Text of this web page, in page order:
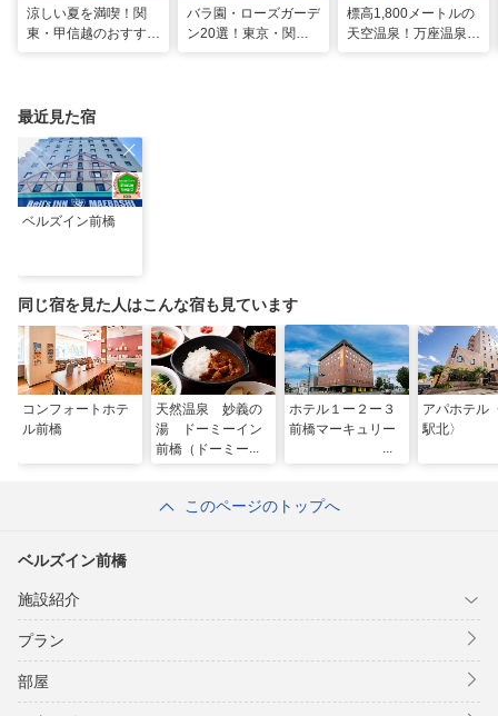
涼しい夏を満喫！関
東・甲信越のおすすめ
バラ園・ローズガーデ
ン20選！東京・関東
標高1,800メートルの
天空温泉！万座温泉
最近見た宿
ベルズイン前橋
同じ宿を見た人はこんな宿も見ています
コンフォートホテ
ル前橋
天然温泉 妙義の
湯 ドーミーイン
前橋（ドーミーイ
ホテル１ー２ー３
前橋マーキュリー
アパホテル
駅北〉
このページのトップへ
ベルズイン前橋
施設紹介
プラン
部屋